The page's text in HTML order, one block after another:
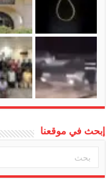
إبحث في موقعنا